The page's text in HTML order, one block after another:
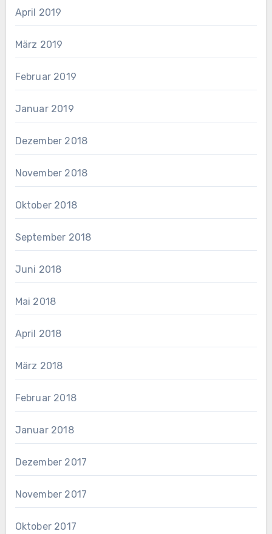
April 2019
März 2019
Februar 2019
Januar 2019
Dezember 2018
November 2018
Oktober 2018
September 2018
Juni 2018
Mai 2018
April 2018
März 2018
Februar 2018
Januar 2018
Dezember 2017
November 2017
Oktober 2017